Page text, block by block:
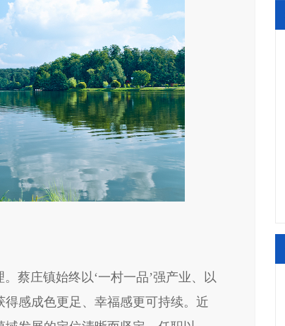
庄镇始终以‘一村一品’强产业、以
感成色更足、幸福感更可持续。近